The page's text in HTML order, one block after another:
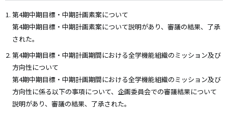
第4期中期目標・中期計画素案について
第4期中期目標・中期計画素案について説明があり、審議の結果、了承
された。
第4期中期目標・中期計画期間における全学機能組織のミッション及び
方向性について
第4期中期目標・中期計画期間における全学機能組織のミッション及び
方向性に係る以下の事項について、企画委員会での審議結果について
説明があり、審議の結果、了承された。